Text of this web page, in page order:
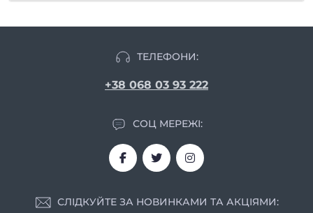
ТЕЛЕФОНИ:
+38 068 03 93 222
СОЦ МЕРЕЖІ:
СЛІДКУЙТЕ ЗА НОВИНКАМИ ТА АКЦІЯМИ: